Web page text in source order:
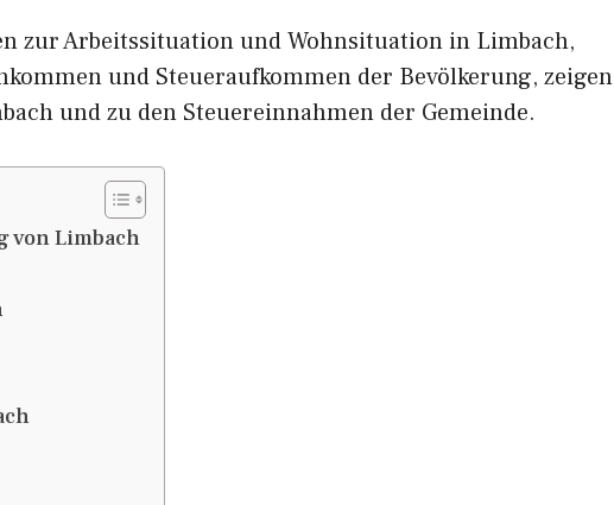
zur Arbeitssituation und Wohnsituation in Limbach,
und Steueraufkommen der Bevölkerung, zeigen
und zu den Steuereinnahmen der Gemeinde.
von Limbach